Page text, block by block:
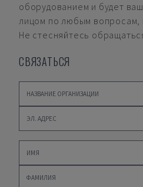
оборудованием и будет
лицом по любым вопросам,
Не стесняйтесь
СВЯЗАТЬСЯ